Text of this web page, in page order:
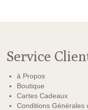
Service
à Propos
Boutique
Cartes Cadeaux
Conditions Générales